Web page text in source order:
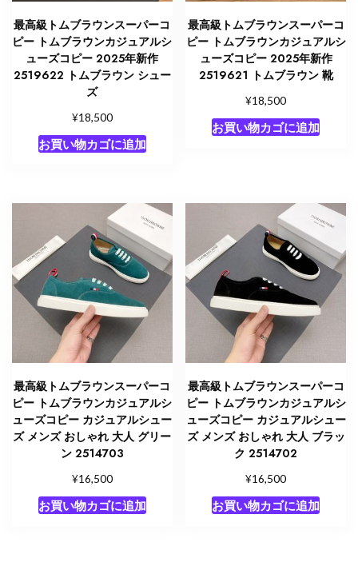
最高級トムブラウンスーパーコ
ピー トムブラウンカジュアルシ
ューズコピー 2025年新作
2519622 トムブラウン シュー
ズ
¥18,500
お買い物カゴに追加
最高級トムブラウンスーパーコ
ピー トムブラウンカジュアルシ
ューズコピー 2025年新作
2519621 トムブラウン 靴
¥18,500
お買い物カゴに追加
最高級トムブラウンスーパーコ
ピー トムブラウンカジュアルシ
ューズコピー カジュアルシュー
ズ メンズ おしゃれ 大人 グリー
ン 2514703
¥16,500
お買い物カゴに追加
最高級トムブラウンスーパーコ
ピー トムブラウンカジュアルシ
ューズコピー カジュアルシュー
ズ メンズ おしゃれ 大人 ブラッ
ク 2514702
¥16,500
お買い物カゴに追加